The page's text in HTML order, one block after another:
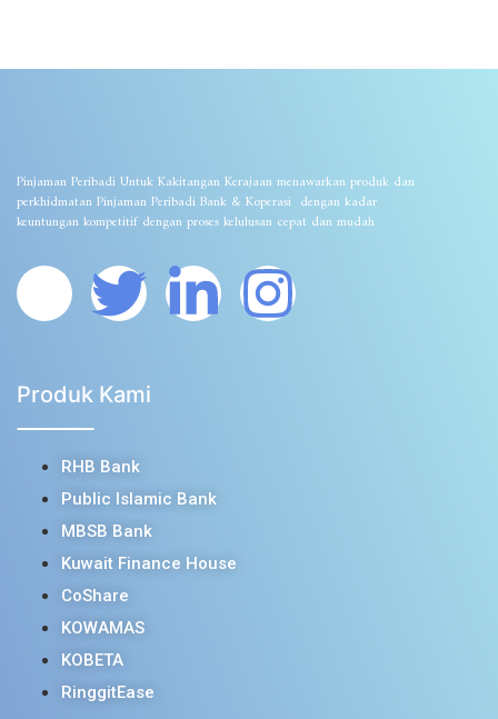
Pinjaman Peribadi Untuk Kakitangan Kerajaan menawarkan produk dan
perkhidmatan Pinjaman Peribadi Bank & Koperasi dengan kadar
keuntungan kompetitif dengan proses kelulusan cepat dan mudah
Produk Kami
RHB Bank
Public Islamic Bank
MBSB Bank
Kuwait Finance House
CoShare
KOWAMAS
KOBETA
RinggitEase